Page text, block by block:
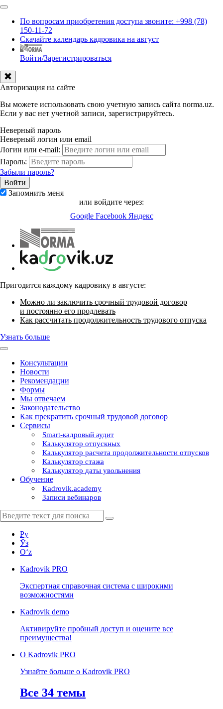
По вопросам приобретения доступа звоните: +998 (78)
150-11-72
Скачайте календарь кадровика на август
Войти/Зарегистрироваться
Авторизация на сайте
Вы можете использовать свою учетную запись сайта norma.uz.
Если у вас нет учетной записи, зарегистрируйтесь.
Неверный пароль
Неверный логин или email
Логин или e-mail:
Пароль:
Забыли пароль?
Запомнить меня
или войдите через:
Google Facebook Яндекс
Пригодится каждому кадровику в августе:
Можно ли заключить срочный трудовой договор
и постоянно его продлевать
Как рассчитать продолжительность трудового отпуска
Узнать больше
Консультации
Новости
Рекомендации
Формы
Мы отвечаем
Законодательство
Как прекратить срочный трудовой договор
Сервисы
Smart-кадровый аудит
Калькулятор отпускных
Калькулятор расчета продолжительности отпусков
Калькулятор стажа
Калькулятор даты увольнения
Обучение
Kadrovik.academy
Записи вебинаров
Ру
Ўз
Oʻz
Kadrovik PRO
Экспертная справочная система с широкими
возможностями
Kadrovik demo
Активируйте пробный доступ и оцените все
преимущества!
О Kadrovik PRO
Узнайте больше о Kadrovik PRO
Все 34 темы